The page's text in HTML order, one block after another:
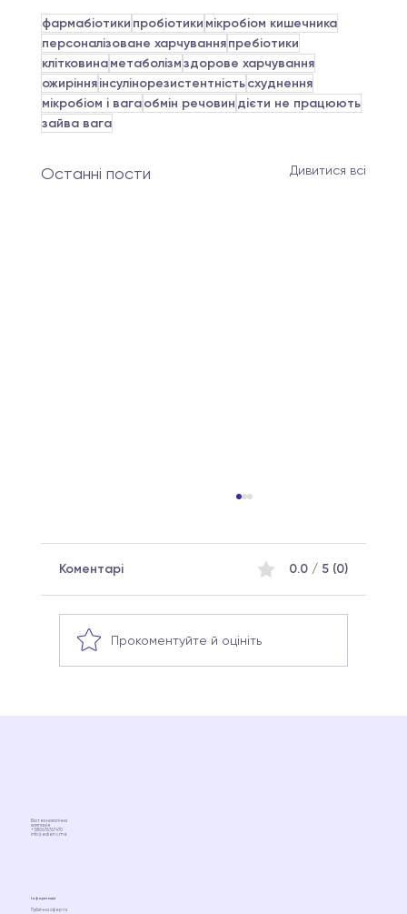
фармабіотики пробіотики мікробіом кишечника
персоналізоване харчуванняпребіотики
клітковинаметаболізмздорове харчування
ожирінняінсулінорезистентністьсхуднення
мікробіом і вагаобмін речовин дієти не працюють
зайва вага
Останні пости Дивитися всі
Коментарі 0.0 / 5 (0)
Прокоментуйте й оцініть
Біотехнологічна
компанія
+380676767470
info@ediens.me
Інформація
Публічна оферта